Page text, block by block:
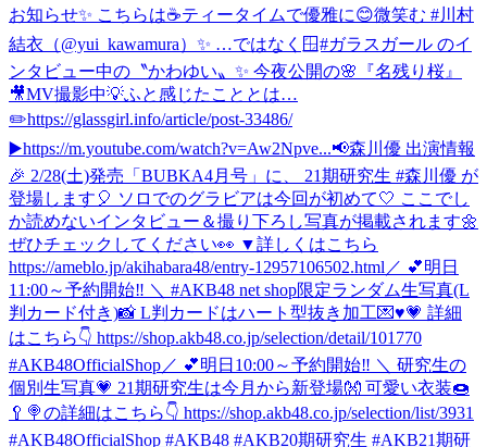
お知らせ✨ こちらは☕️ティータイムで優雅に😊微笑む #川村
結衣（@yui_kawamura）✨ …ではなく🪟#ガラスガール のイ
ンタビュー中の〝かわゆい〟✨ 今夜公開の🌸『名残り桜』
🎥MV撮影中💡ふと感じたこととは…
✏️https://glassgirl.info/article/post-33486/
▶️https://m.youtube.com/watch?v=Aw2Npve...📢森川優 出演情報
🎉 2/28(土)発売「BUBKA4月号」に、 21期研究生 #森川優 が
登場します🎈 ソロでのグラビアは今回が初めて🤍 ここでし
か読めないインタビュー＆撮り下ろし写真が掲載されます🌼
ぜひチェックしてください👀 ▼詳しくはこちら
https://ameblo.jp/akihabara48/entry-12957106502.html ／ 💕明日
11:00～予約開始‼️ ＼ #AKB48 net shop限定ランダム生写真(L
判カード付き)📸 L判カードはハート型抜き加工💌♥💗 詳細
はこちら👇 https://shop.akb48.co.jp/selection/detail/101770
#AKB48OfficialShop／ 💕明日10:00～予約開始‼️ ＼ 研究生の
個別生写真💗 21期研究生は今月から新登場👐 可愛い衣装🍩
🥄🍭の詳細はこちら👇 https://shop.akb48.co.jp/selection/list/3931
#AKB48OfficialShop #AKB48 #AKB20期研究生 #AKB21期研